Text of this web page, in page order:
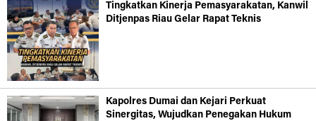
Tingkatkan Kinerja Pemasyarakatan, Kanwil
Ditjenpas Riau Gelar Rapat Teknis
Kapolres Dumai dan Kejari Perkuat
Sinergitas, Wujudkan Penegakan Hukum